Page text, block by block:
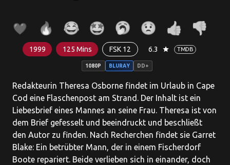
1999 125 Mins FSK 12 6.3 star TMDB
1080P BLURAY DD+
Redakteurin Theresa Osborne findet im Urlaub in Cape
Cod eine Flaschenpost am Strand. Der Inhalt ist ein
Liebesbrief eines Mannes an seine Frau. Theresa ist von
dem Brief gefesselt und beeindruckt und beschließt
den Autor zu finden. Nach Recherchen findet sie Garret
Blake: Ein betrübter Mann, der in einem Fischerdorf
Boote repariert. Beide verlieben sich in einander, doch